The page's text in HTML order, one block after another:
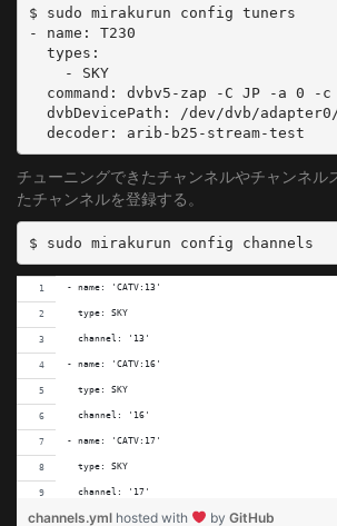
[18]
	SYMBOL_RATE = 5274000
	MODULATION = QAM/AUTO
	DELIVERY_SYSTEM = DVBC/ANNEX_A
	FREQUENCY = 509000000
	SYMBOL_RATE = 5274000
	MODULATION = QAM/AUTO
[20]
$ sudo mirakurun config tuners
- name: T230
  types:
    - SKY
command: dvbv5-zap -C JP -a 0 -
dvbDevicePath: /dev/dvb/
チューニングできたチャンネルやチャンネル
たチャンネルを登録する。
$ sudo mirakurun config channels
- name: 'CATV:13'
  type: SKY
  channel: '13'
- name: 'CATV:16'
  type: SKY
  channel: '16'
- name: 'CATV:17'
  type: SKY
  channel: '17'
- name: 'CATV:18'
channels.yml hosted with by GitHub